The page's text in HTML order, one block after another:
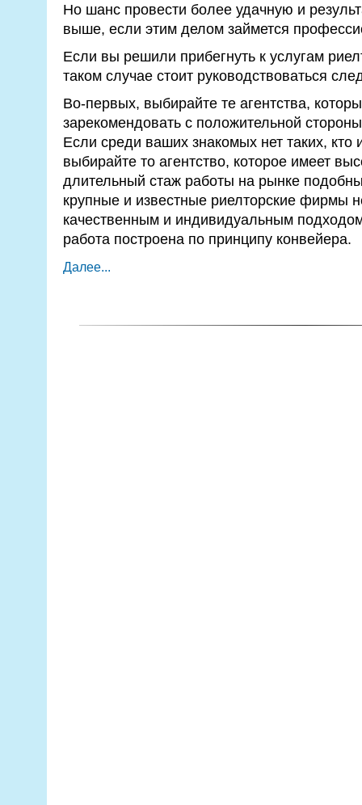
Но шанс провести более удачную и
выше, если этим делом займется
Если вы решили прибегнуть к услугам
таком случае стоит руководствоваться
Во-первых, выбирайте те агентства,
зарекомендовать с положительной
Если среди ваших знакомых нет таких,
выбирайте то агентство, которое имеет
длительный стаж работы на рынке
крупные и известные риелторские фирмы
качественным и индивидуальным подходом
работа построена по принципу конвейера.
Далее...